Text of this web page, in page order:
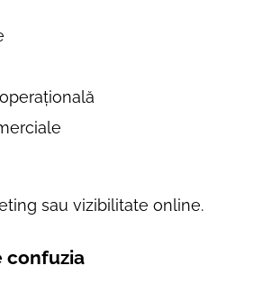
sau vizibilitate online.
confuzia